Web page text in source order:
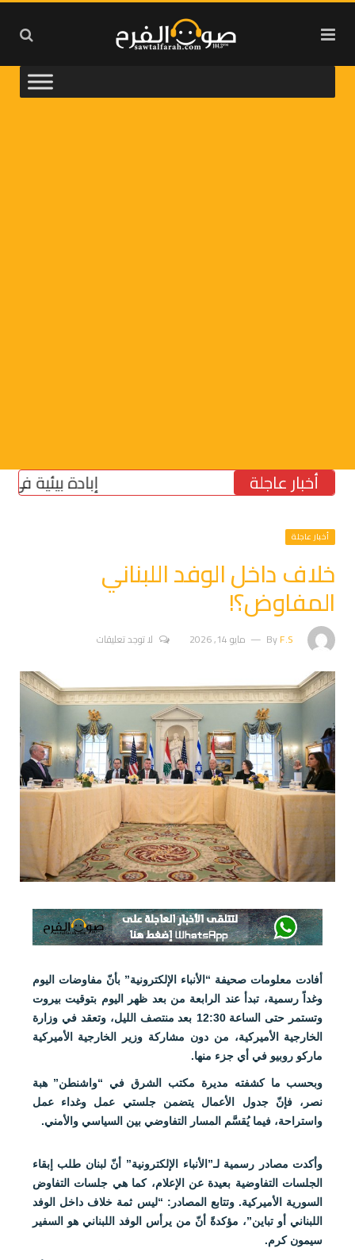
أخبار عاجلة إبادة بيئية في
أخبار عاجلة
خلاف داخل الوفد اللبناني
المفاوض؟!
ByF.S مايو 14, 2026 لا توجد تعليقات
أفادت معلومات صحيفة “الأنباء الإلكترونية” بأنّ مفاوضات اليوم
وغداً رسمية، تبدأ عند الرابعة من بعد ظهر اليوم بتوقيت بيروت
وتستمر حتى الساعة 12:30 بعد منتصف الليل، وتعقد في وزارة
الخارجية الأميركية، من دون مشاركة وزير الخارجية الأميركية
ماركو روبيو في أي جزء منها.
وبحسب ما كشفته مديرة مكتب الشرق في “واشنطن” هبة
نصر، فإنّ جدول الأعمال يتضمن جلستي عمل وغداء عمل
واستراحة، فيما يُقسَّم المسار التفاوضي بين السياسي والأمني.
وأكدت مصادر رسمية لـ”الأنباء الإلكترونية” أنّ لبنان طلب إبقاء
الجلسات التفاوضية بعيدة عن الإعلام، كما هي جلسات التفاوض
السورية الأميركية. وتتابع المصادر: “ليس ثمة خلاف داخل الوفد
اللبناني أو تباين”، مؤكدةً أنّ من يرأس الوفد اللبناني هو السفير
سيمون كرم.